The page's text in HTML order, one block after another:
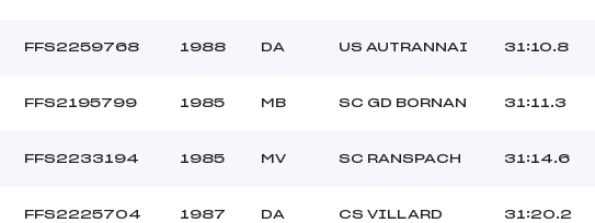
FFS2259768 1988 DA US AUTRANNAI 31:10.8
FFS2195799 1985 MB SC GD BORNAN 31:11.3
FFS2233194 1985 MV SC RANSPACH 31:14.6
FFS2225704 1987 DA CS VILLARD 31:20.2